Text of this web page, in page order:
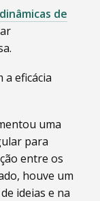
dinâmicas de
a eficácia
uma
para
entre os
houve um
ideias e na